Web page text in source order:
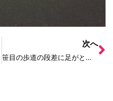
次へ
笹目の歩道の段差に足がとられる